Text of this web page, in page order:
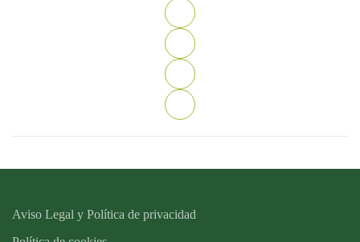
Aviso Legal y Política de privacidad